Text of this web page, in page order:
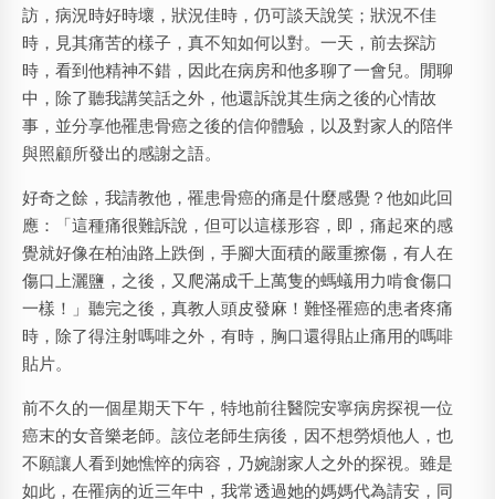
訪，病況時好時壞，狀況佳時，仍可談天說笑；狀況不佳
時，見其痛苦的樣子，真不知如何以對。一天，前去探訪
時，看到他精神不錯，因此在病房和他多聊了一會兒。閒聊
中，除了聽我講笑話之外，他還訴說其生病之後的心情故
事，並分享他罹患骨癌之後的信仰體驗，以及對家人的陪伴
與照顧所發出的感謝之語。
好奇之餘，我請教他，罹患骨癌的痛是什麼感覺？他如此回
應：「這種痛很難訴說，但可以這樣形容，即，痛起來的感
覺就好像在柏油路上跌倒，手腳大面積的嚴重擦傷，有人在
傷口上灑鹽，之後，又爬滿成千上萬隻的螞蟻用力啃食傷口
一樣！」聽完之後，真教人頭皮發麻！難怪罹癌的患者疼痛
時，除了得注射嗎啡之外，有時，胸口還得貼止痛用的嗎啡
貼片。
前不久的一個星期天下午，特地前往醫院安寧病房探視一位
癌末的女音樂老師。該位老師生病後，因不想勞煩他人，也
不願讓人看到她憔悴的病容，乃婉謝家人之外的探視。雖是
如此，在罹病的近三年中，我常透過她的媽媽代為請安，同